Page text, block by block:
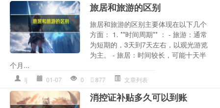
旅居和旅游的区别
旅居和旅游的区别主要体现在以下几个
方面： 1. **时间周期** ： - 旅游：通常
为短期的，3天到7天左右，以观光游览
为主。 - 旅居：时间较长，可能十天半
个月...
lj 01-07 0 877 文章列表
消控证补贴多久可以到账